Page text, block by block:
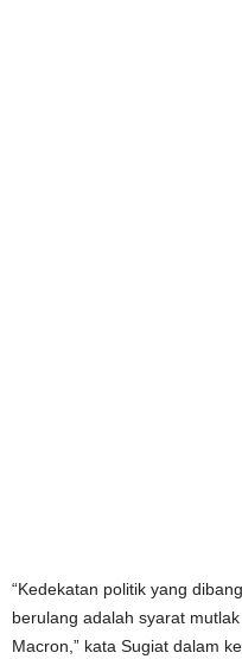
“Kedekatan politik yang
berulang adalah syarat
Macron,” kata Sugiat dalam